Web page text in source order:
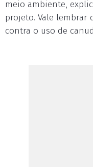
meio ambiente,
projeto. Vale lembrar
contra o uso de